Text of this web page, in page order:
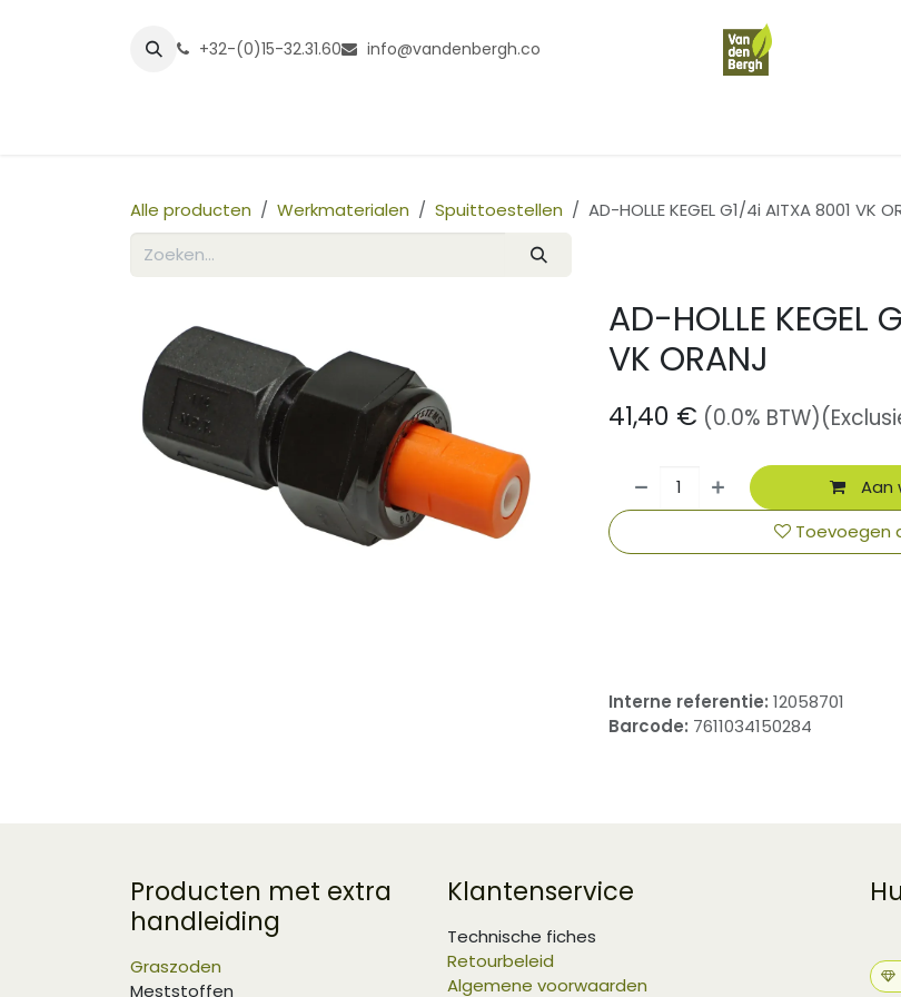
+32-(0)15-32.31.60 info@vandenbergh.co
Alle producten Werkmaterialen Spuittoestellen AD-HOLLE KEGEL G1/4i AITXA 8001 VK
AD-HOLLE KEGEL
VK ORANJ
41,40 € (0.0% BTW)
Aan
Toevoegen
Interne referentie: 12058701
Barcode: 7611034150284
Producten met extra
handleiding
Graszoden
Meststoffen
Klantenservice
Technische fiches
Retourbeleid
Algemene voorwaarden